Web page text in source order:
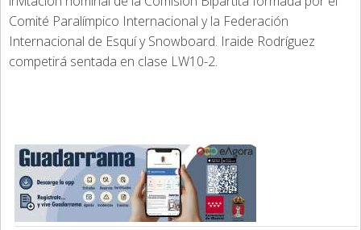
Comité Paralímpico Internacional y la Federación
Internacional de Esquí y Snowboard. Iraide Rodríguez
competirá sentada en clase LW10-2.